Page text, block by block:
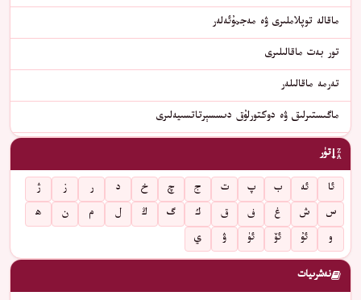
ماقالە توپلاملىرى ۋە مەجمۇئەلەر
تور بەت ماقالىلىرى
تەرمە ماقالىلەر
ماگىستىرلىق ۋە دوكتورلۇق دىسسېرتاتسىيەلىرى
تۈر
ئا ئە ب پ ت ج چ خ د ر ز
ژ
س
ش غ ف ق ك گ ڭ ل م ن
ھ
و
ئۇ ئۆ ئۈ ۋ ي
نەشرىيات